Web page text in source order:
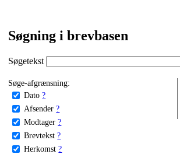
Søgning i brevbasen
Søgetekst
Søge-afgrænsning:
Dato ?
Afsender ?
Modtager ?
Brevtekst ?
Herkomst ?